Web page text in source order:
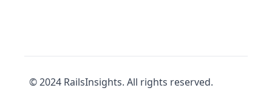
© 2024 RailsInsights. All rights reserved.